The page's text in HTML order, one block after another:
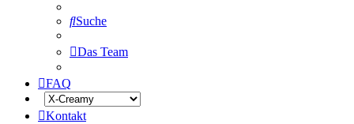
Suche
Das Team
FAQ
Kontakt